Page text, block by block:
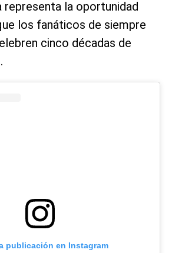
la oportunidad
los fanáticos de siempre
cinco décadas de
publicación en Instagram